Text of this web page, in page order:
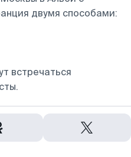
двумя способами:
встречаться